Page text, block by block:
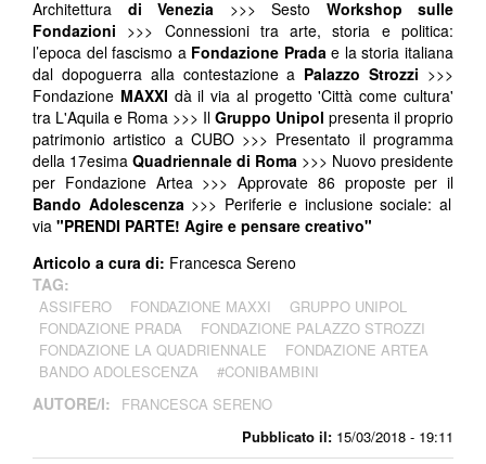
Pubblicato il: 15/03/2018 - 19:11
Architettura di Venezia >>> Sesto Workshop sulle
Fondazioni >>> Connessioni tra arte, storia e politica:
l’epoca del fascismo a Fondazione Pradae la storia italiana
dal dopoguerra alla contestazione a Palazzo Strozzi >>>
Fondazione MAXXI dà il via al progetto 'Città come cultura'
tra L'Aquila e Roma >>> Il Gruppo Unipol presenta il proprio
patrimonio artistico a CUBO >>> Presentato il programma
della 17esima Quadriennale di Roma >>> Nuovo presidente
per Fondazione Artea >>> Approvate 86 proposte per il
Bando Adolescenza >>> Periferie e inclusione sociale: al
via "PRENDI PARTE! Agire e pensare creativo"
Articolo a cura di: Francesca Sereno
TAG:
ASSIFERO FONDAZIONE MAXXI
GRUPPO UNIPOL
FONDAZIONE PRADA
FONDAZIONE PALAZZO STROZZI
FONDAZIONE LA QUADRIENNALE
FONDAZIONE ARTEA
BANDO ADOLESCENZA
#CONIBAMBINI
AUTORE/I: FRANCESCA SERENO